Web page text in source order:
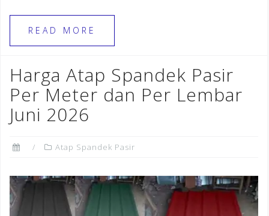
c
e
b
o
o
k
e
gr
a
m
te
e
st
READ MORE
Harga Atap Spandek Pasir
Per Meter dan Per Lembar
Juni 2026
Atap Spandek Pasir